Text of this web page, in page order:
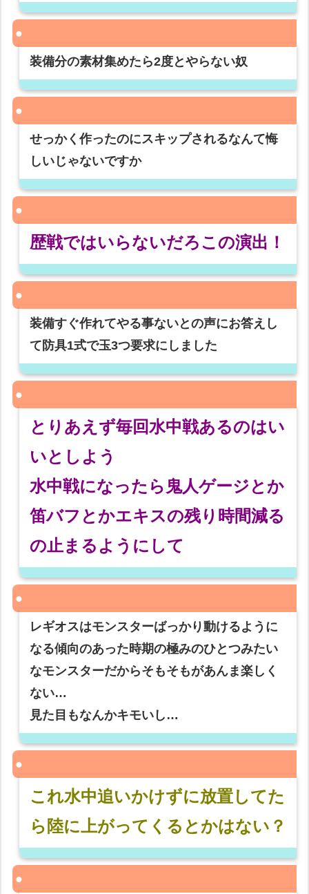
装備分の素材集めたら2度とやらない奴
せっかく作ったのにスキップされるなんて悔
しいじゃないですか
歴戦ではいらないだろこの演出！
装備すぐ作れてやる事ないとの声にお答えし
て防具1式で玉3つ要求にしました
とりあえず毎回水中戦あるのはい
いとしよう
水中戦になったら鬼人ゲージとか
笛バフとかエキスの残り時間減る
の止まるようにして
レギオスはモンスターばっかり動けるように
なる傾向のあった時期の極みのひとつみたい
なモンスターだからそもそもがあんま楽しく
ない…
見た目もなんかキモいし…
これ水中追いかけずに放置してた
ら陸に上がってくるとかはない？